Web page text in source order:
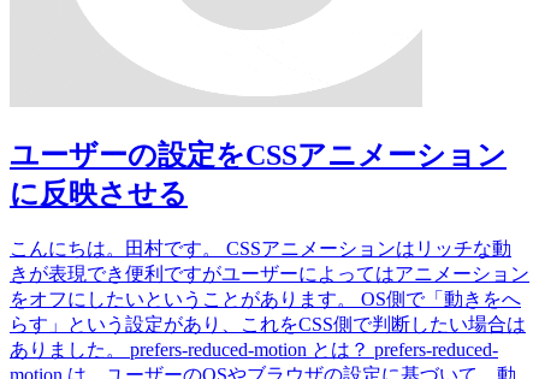
ユーザーの設定をCSSアニメーション
に反映させる
こんにちは。田村です。 CSSアニメーションはリッチな動
きが表現でき便利ですがユーザーによってはアニメーション
をオフにしたいということがあります。 OS側で「動きをへ
らす」という設定があり、これをCSS側で判断したい場合は
ありました。 prefers-reduced-motion とは？ prefers-reduced-